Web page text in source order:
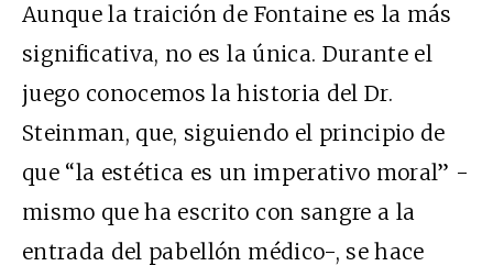
Aunque la traición de Fontaine es la más
significativa, no es la única. Durante el
juego conocemos la historia del Dr.
Steinman, que, siguiendo el principio de
que “la estética es un imperativo moral” -
mismo que ha escrito con sangre a la
entrada del pabellón médico-, se hace